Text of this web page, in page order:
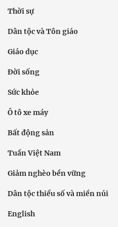
Thời sự
Dân tộc và Tôn giáo
Giáo dục
Đời sống
Sức khỏe
Ô tô xe máy
Bất động sản
Tuần Việt Nam
Giảm nghèo bền vững
Dân tộc thiểu số và miền núi
English